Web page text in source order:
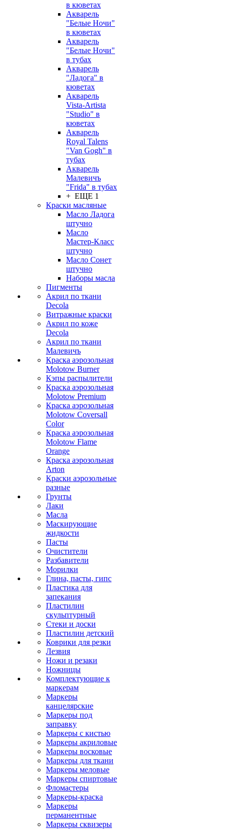
в кюветах
Акварель
"Белые Ночи"
в кюветах
Акварель
"Белые Ночи"
в тубах
Акварель
"Ладога" в
кюветах
Акварель
Vista-Artista
"Studio" в
кюветах
Акварель
Royal Talens
"Van Gogh" в
тубах
Акварель
Малевичъ
"Frida" в тубах
+ ЕЩЕ 1
Краски масляные
Масло Ладога
штучно
Масло
Мастер-Класс
штучно
Масло Сонет
штучно
Наборы масла
Пигменты
Акрил по ткани
Decola
Витражные краски
Акрил по коже
Decola
Акрил по ткани
Малевичъ
Краска аэрозольная
Molotow Burner
Кэпы распылители
Краска аэрозольная
Molotow Premium
Краска аэрозольная
Molotow Coversall
Color
Краска аэрозольная
Molotow Flame
Orange
Краска аэрозольная
Arton
Краски аэрозольные
разные
Грунты
Лаки
Масла
Маскирующие
жидкости
Пасты
Очистители
Разбавители
Морилки
Глина, пасты, гипс
Пластика для
запекания
Пластилин
скульптурный
Стеки и доски
Пластилин детский
Коврики для резки
Лезвия
Ножи и резаки
Ножницы
Комплектующие к
маркерам
Маркеры
канцелярские
Маркеры под
заправку
Маркеры с кистью
Маркеры акриловые
Маркеры восковые
Маркеры для ткани
Маркеры меловые
Маркеры спиртовые
Фломастеры
Маркеры-краска
Маркеры
перманентные
Маркеры сквизеры